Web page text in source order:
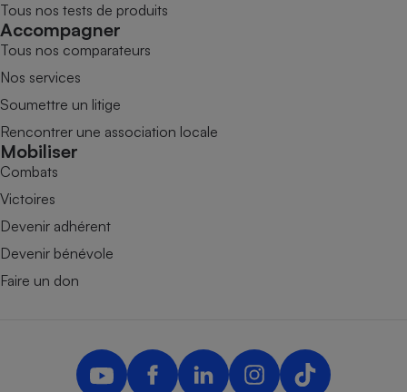
Tous nos tests de produits
Accompagner
Tous nos comparateurs
Nos services
Soumettre un litige
Rencontrer une association locale
Mobiliser
Combats
Victoires
Devenir adhérent
Devenir bénévole
Faire un don